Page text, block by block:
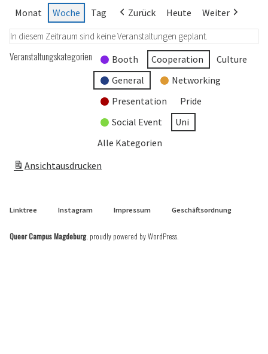
Monat Woche Tag Zurück Heute Weiter
In diesem Zeitraum sind keine Veranstaltungen geplant.
Veranstaltungskategorien Booth Cooperation
Culture
General
Networking
Presentation
Pride
Social Event
Uni
Alle Kategorien
Ansichtausdrucken
Linktree Instagram Impressum Geschäftsordnung
Queer Campus Magdeburg, proudly powered by WordPress.